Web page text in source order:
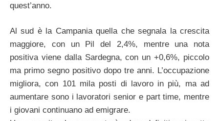
quest’anno.
Al sud è la Campania quella che segnala la crescita
maggiore, con un Pil del 2,4%, mentre una nota
positiva viene dalla Sardegna, con un +0,6%, piccolo
ma primo segno positivo dopo tre anni. L’occupazione
migliora, con 101 mila posti di lavoro in più, ma ad
aumentare sono i lavoratori senior e part time, mentre
i giovani continuano ad emigrare.